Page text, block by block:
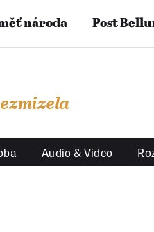
národa Post
Audio & Video